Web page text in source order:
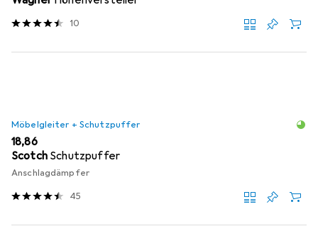
10
Möbelgleiter + Schutzpuffer
EUR
18,86
Scotch Schutzpuffer
Anschlagdämpfer
45